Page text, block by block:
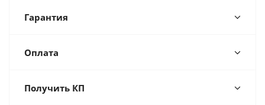
Гарантия
Оплата
Получить КП